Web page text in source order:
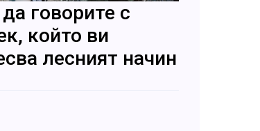
говорите с
който ви
лесният начин